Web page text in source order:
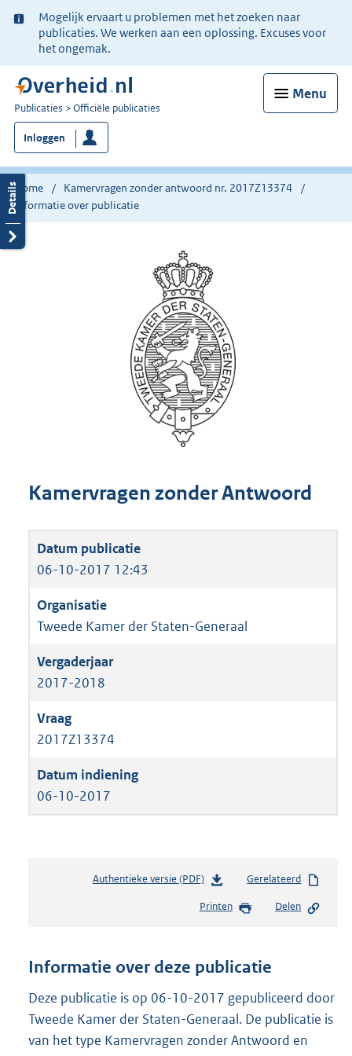
Ter
informatie:
Mogelijk ervaart u problemen met het zoeken naar
publicaties. We werken aan een oplossing. Excuses voor
het ongemak.
Menu
U
bent
nu
hier:
Publicaties Officiële publicaties
Inloggen
Home
Kamervragen zonder antwoord nr. 2017Z13374
Informatie over publicatie
Kamervragen zonder Antwoord
06-10-2017 12:43
Tweede Kamer der Staten-Generaal
2017-2018
2017Z13374
06-10-2017
Authentieke versie (PDF)b
s
n
s
r
o
Gerelateerd
Printen Delen
Informatie over deze publicatie
Deze publicatie is op 06-10-2017 gepubliceerd door
Tweede Kamer der Staten-Generaal. De publicatie is
van het type Kamervragen zonder Antwoord en